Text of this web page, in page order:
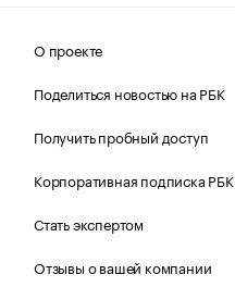
О проекте
Поделиться новостью на РБК
Получить пробный доступ
Корпоративная подписка РБК
Стать экспертом
Отзывы о вашей компании